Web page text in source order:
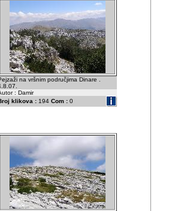
na vršnim područjima Dinare .
: Damir
klikova : 194 Com : 0